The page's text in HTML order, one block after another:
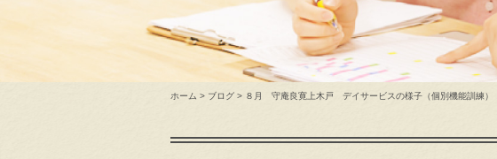
ホーム > ブログ > ８月 守庵良寛上木戸 デイサービスの様子（個別機能訓練）